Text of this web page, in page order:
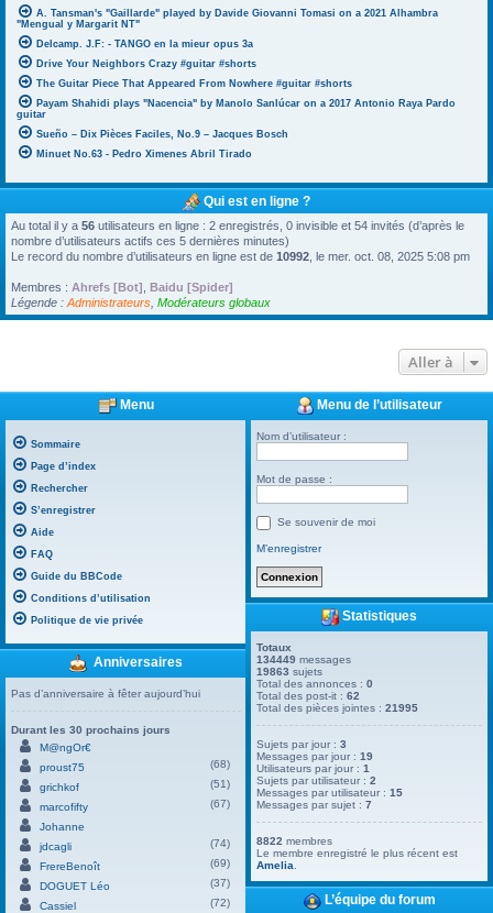
A. Tansman's "Gaillarde" played by Davide Giovanni Tomasi on a 2021 Alhambra
"Mengual y Margarit NT"
Delcamp. J.F: - TANGO en la mieur opus 3a
Drive Your Neighbors Crazy #guitar #shorts
The Guitar Piece That Appeared From Nowhere #guitar #shorts
Payam Shahidi plays "Nacencia" by Manolo Sanlúcar on a 2017 Antonio Raya Pardo
guitar
Sueño – Dix Pièces Faciles, No.9 – Jacques Bosch
Minuet No.63 - Pedro Ximenes Abril Tirado
Qui est en ligne ?
Au total il y a 56 utilisateurs en ligne : 2 enregistrés, 0 invisible et 54 invités (d’après le
nombre d’utilisateurs actifs ces 5 dernières minutes)
Le record du nombre d’utilisateurs en ligne est de 10992 , le mer. oct. 08, 2025 5:08 pm
Membres : Ahrefs [Bot] Baidu [Spider]
Légende : Administrateurs Modérateurs globaux
Aller à
Menu
Sommaire
Page d’index
Rechercher
S’enregistrer
Aide
FAQ
Guide du BBCode
Conditions d’utilisation
Politique de vie privée
Anniversaires
Pas d’anniversaire à fêter aujourd’hui
Durant les 30 prochains jours
M@ngOr€
proust75
(68)
grichkof
(51)
marcofifty
(67)
Johanne
jdcagli
(74)
FrereBenoît
(69)
DOGUET Léo
(37)
Cassiel
(72)
Menu de l’utilisateur
Nom d’utilisateur :
Mot de passe :
Se souvenir de moi
M’enregistrer
Statistiques
Totaux
134449 messages
19863 sujets
Total des annonces :0
Total des post-it :62
Total des pièces jointes :21995
Sujets par jour :3
Messages par jour :19
Utilisateurs par jour :1
Sujets par utilisateur :2
Messages par utilisateur :15
Messages par sujet :7
8822 membres
Le membre enregistré le plus récent est
Amelia
L’équipe du forum